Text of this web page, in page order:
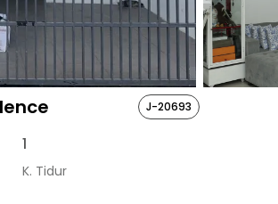
J-20693
1
K. Tidur